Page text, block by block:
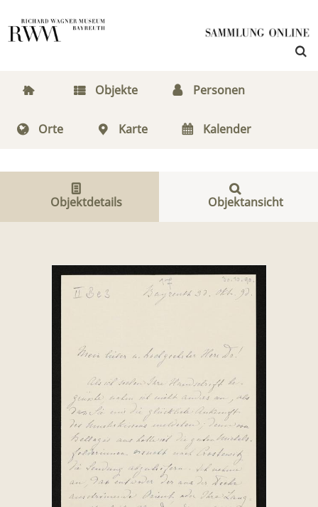
Objekte Personen
Orte Karte Kalender
Objektdetails Objektansicht